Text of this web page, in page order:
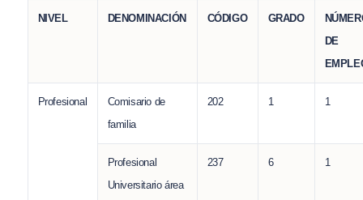
NIVEL DENOMINACIÓN CÓDIGO GRADO
DE
Profesional
Comisario de
familia
202 1 1
Profesional
Universitario área
237 6 1